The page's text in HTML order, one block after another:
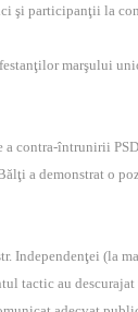
şi participanţii la
marşului
a contra-întrunirii
a demonstrat o
Independenţei (la
tactic au